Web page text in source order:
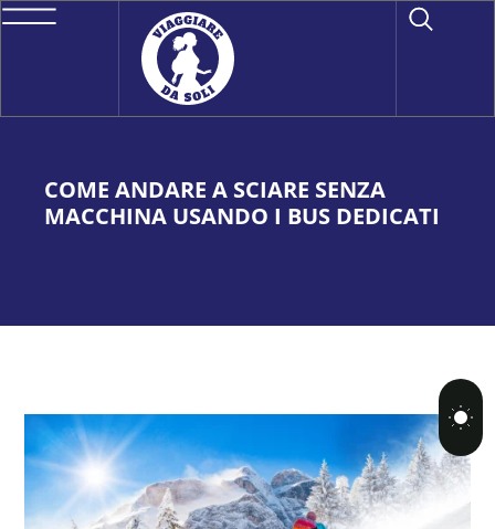
COME ANDARE A SCIARE SENZA
MACCHINA USANDO I BUS DEDICATI